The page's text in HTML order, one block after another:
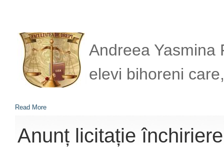
Andreea Yasmina
elevi bihoreni
Read More
Anunț licitație